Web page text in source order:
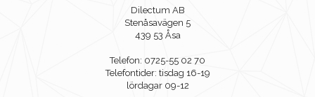
Dilectum AB
Stenåsavägen 5
439 53 Åsa
Telefon: 0725-55 02 70
Telefontider: tisdag 16-19
lördagar 09-12